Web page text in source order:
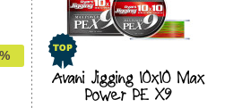
Avani Jigging 10x10 Max
Power PE X9